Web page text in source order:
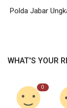
Polda Jabar
WHAT'S YOUR
0